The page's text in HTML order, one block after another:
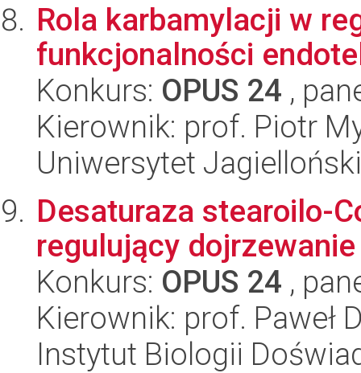
Rola karbamylacji w
funkcjonalności
Konkurs: OPUS 24 ,
Kierownik: prof. Piotr
Uniwersytet Jagielloński
Desaturaza stearoilo-
regulujący
Konkurs: OPUS 24 ,
Kierownik: prof. Paweł
Instytut Biologii